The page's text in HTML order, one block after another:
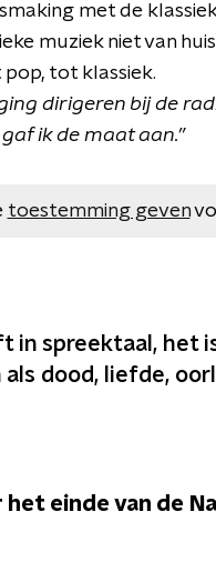
met de
muziek niet van
tot klassiek.
dirigeren bij de
ik de maat aan.”
toestemming geven
in spreektaal, het
dood, liefde,
het einde van de